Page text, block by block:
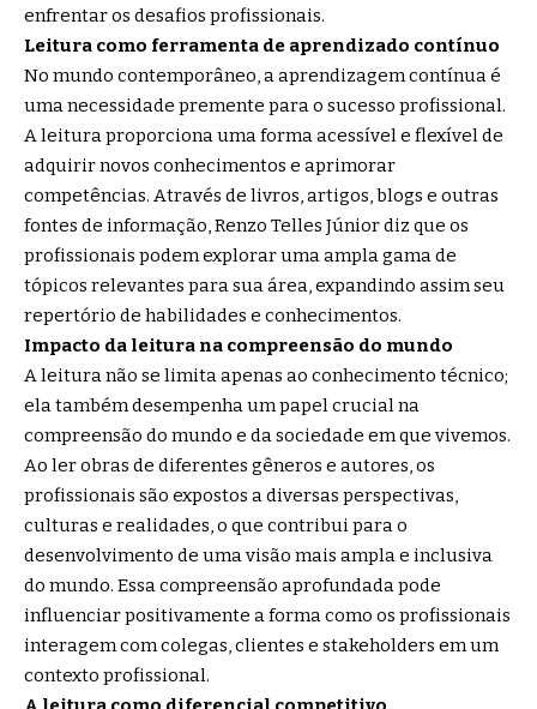
enfrentar os desafios profissionais.
Leitura como ferramenta de aprendizado contínuo
No mundo contemporâneo, a aprendizagem contínua é
uma necessidade premente para o sucesso profissional.
A leitura proporciona uma forma acessível e flexível de
adquirir novos conhecimentos e aprimorar
competências. Através de livros, artigos, blogs e outras
fontes de informação, Renzo Telles Júnior diz que os
profissionais podem explorar uma ampla gama de
tópicos relevantes para sua área, expandindo assim seu
repertório de habilidades e conhecimentos.
Impacto da leitura na compreensão do mundo
A leitura não se limita apenas ao conhecimento técnico;
ela também desempenha um papel crucial na
compreensão do mundo e da sociedade em que vivemos.
Ao ler obras de diferentes gêneros e autores, os
profissionais são expostos a diversas perspectivas,
culturas e realidades, o que contribui para o
desenvolvimento de uma visão mais ampla e inclusiva
do mundo. Essa compreensão aprofundada pode
influenciar positivamente a forma como os profissionais
interagem com colegas, clientes e stakeholders em um
contexto profissional.